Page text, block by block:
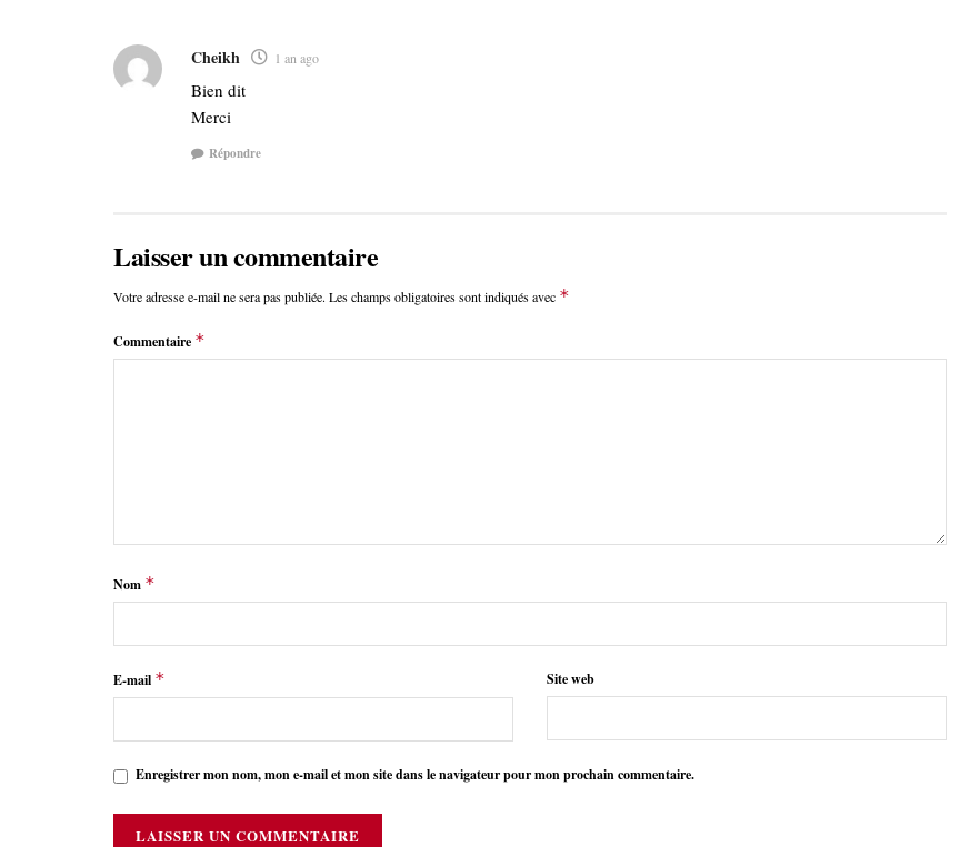
Cheikh 1 an ago
Bien dit
Merci
Répondre
Laisser un commentaire
Votre adresse e-mail ne sera pas publiée. Les champs obligatoires sont indiqués avec *
Commentaire *
Nom *
E-mail * Site web
Enregistrer mon nom, mon e-mail et mon site dans le navigateur pour mon prochain commentaire.